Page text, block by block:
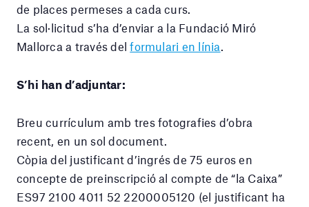
de places permeses a cada curs.
La sol·licitud s’ha d’enviar a la Fundació Miró
Mallorca a través delformulari en línia
S’hi han d’adjuntar:
Breu currículum amb tres fotografies d’obra
recent, en un sol document.
Còpia del justificant d’ingrés de 75 euros en
concepte de preinscripció al compte de “la Caixa”
ES97 2100 4011 52 2200005120 (el justificant ha